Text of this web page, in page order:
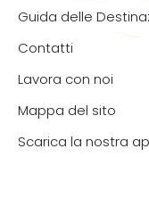
Guida delle
Contatti
Lavora con noi
Mappa del sito
Scarica la nostra